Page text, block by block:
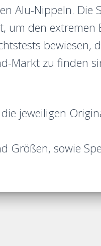
Alu-Nippeln. Die
um den extremen
bewiesen,
Markt zu finden
jeweiligen
Größen, sowie